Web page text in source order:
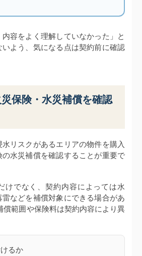
内容をよく理解していなかった」と
よう、気になる点は契約前に確認
保険・水災補償を確認
リスクがあるエリアの物件を購入
水災補償を確認することが重要で
けでなく、契約内容によっては水
などを補償対象にできる場合があ
償範囲や保険料は契約内容により異
るか